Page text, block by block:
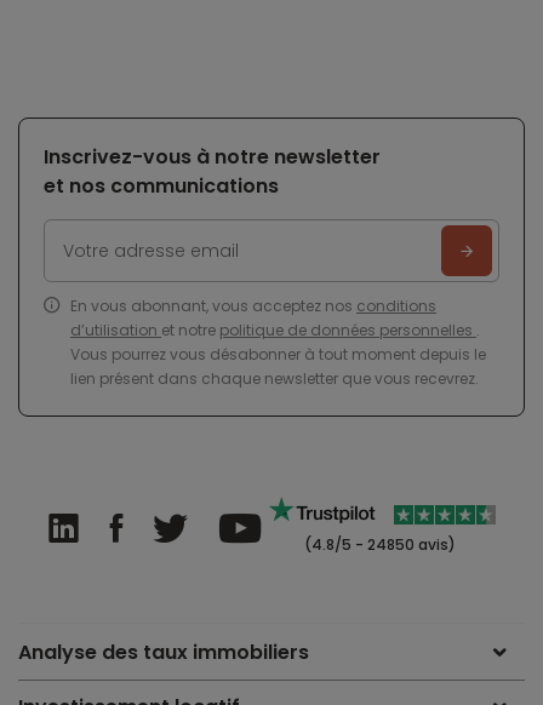
Inscrivez-vous à notre newsletter
et nos communications
En vous abonnant, vous acceptez nos conditions
d’utilisation et notre politique de données personnelles .
Vous pourrez vous désabonner à tout moment depuis le
lien présent dans chaque newsletter que vous recevrez.
(4.8/5 - 24850 avis)
Analyse des taux immobiliers